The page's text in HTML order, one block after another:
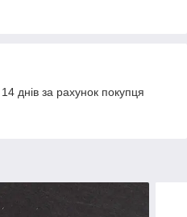
днів за рахунок покупця